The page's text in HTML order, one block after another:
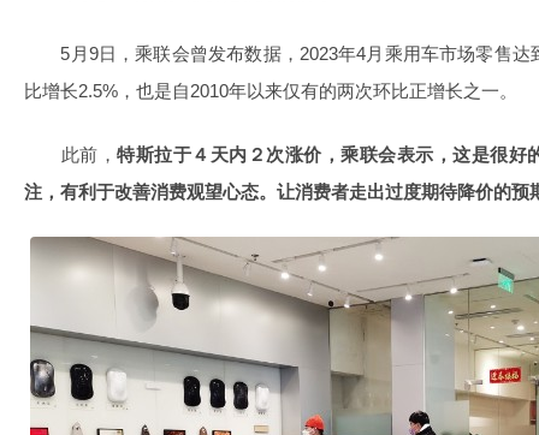
5月9日，乘联会曾发布数据，2023年4月乘用车市场零售达
比增长2.5%，也是自2010年以来仅有的两次环比正增长之一。
此前，特斯拉于４天内２次涨价，乘联会表示，这是很好
注，有利于改善消费观望心态。让消费者走出过度期待降价的预